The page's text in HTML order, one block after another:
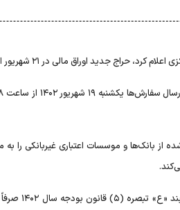
کرد، حراج جدید اوراق مالی در ۲۱ شهریور امسال برگزار خواهد شد.
از بانک‌ها و موسسات اعتباری غیربانکی را به
همچنین